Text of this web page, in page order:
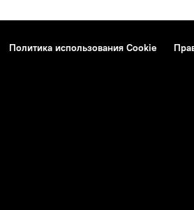
Политика использования Cookie